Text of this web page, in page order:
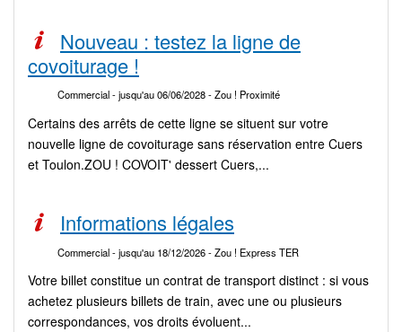
Nouveau : testez la ligne de
covoiturage !
Commercial- jusqu'au 06/06/2028- Zou ! Proximité
Certains des arrêts de cette ligne se situent sur votre
nouvelle ligne de covoiturage sans réservation entre Cuers
et Toulon.ZOU ! COVOIT' dessert Cuers,...
Informations légales
Commercial- jusqu'au 18/12/2026- Zou ! Express TER
Votre billet constitue un contrat de transport distinct : si vous
achetez plusieurs billets de train, avec une ou plusieurs
correspondances, vos droits évoluent...